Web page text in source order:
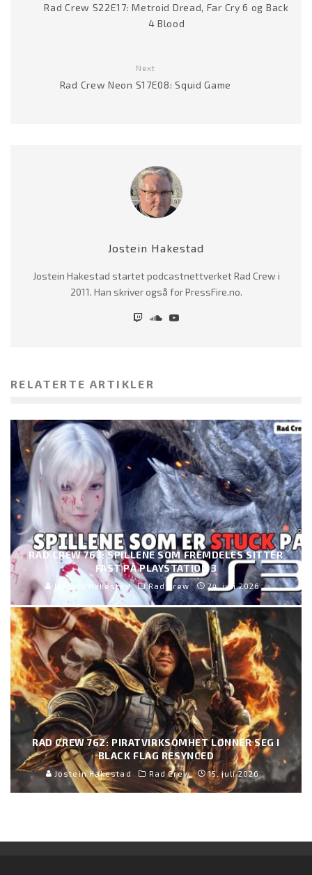
Rad Crew S22E17: Metroid Dread, Far Cry 6 og Back
4 Blood
Next
Rad Crew Neon S17E08: Squid Game
Jostein Hakestad
Jostein Hakestad startet podcastnettverket Rad Crew i
2011. Han skriver også for PressFire.no.
RELATERTE ARTIKLER
RAD CREW 763: SPILLENE SOM FREMDELES SITTER
FAST PÅ PLAYSTATION 3
Jostein Hakestad Rad Crew 24. juli 2026
RAD CREW 762: PIRATVIRKSOMHET LØNNER SEG I
BLACK FLAG RESYNCED
Jostein Hakestad Rad Crew 15. juli 2026